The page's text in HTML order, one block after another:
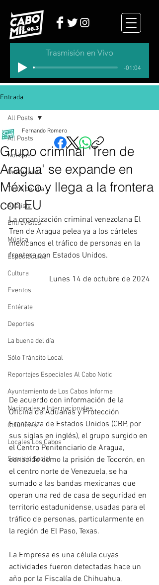
Trasmisión en Vivo
-01:04
Entrada
All Posts
Noticias
Destacados
Tema del dia
Analisis
Entrevistas
Música
Espectáculos
Cultura
Eventos
Entérate
Deportes
La buena del día
Sólo Tránsito Local
Reportajes Especiales Al Cabo Notic
Ayuntamiento de Los Cabos Informa
Nacionales e Internacionales
Columnas
Locales Los Cabos
Servicio Social
All Posts
Grupo criminal 'Tren de
Aragua' se expande en
México y llega a la frontera
con EU
Fernando Romero
La organización criminal venezolana El
Tren de Aragua pelea ya a los cárteles
mexicanos el tráfico de personas en la
frontera con Estados Unidos.
Lunes 14 de octubre de 2024
De acuerdo con información de la
Oficina de Aduanas y Protección
Fronteriza de Estados Unidos (CBP, por
sus siglas en inglés), el grupo surgido en
el Centro Penitenciario de Aragua,
conocido como la prisión de Tocorón, en
el centro norte de Venezuela, se ha
sumado a las bandas mexicanas que
operan una red de casa de seguridad en
territorio estadunidense, usadas para el
tráfico de personas, particularmente en
la región de El Paso, Texas.
La Empresa es una célula cuyas
actividades fueron detectadas hace un
año por la Fiscalía de Chihuahua,